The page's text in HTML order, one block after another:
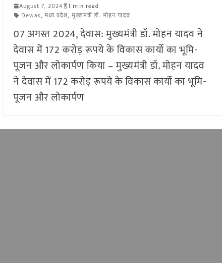
August 7, 2024
1 min read
Dewas, मध्य प्रदेश, मुख्यमंत्री डॉ. मोहन यादव
07 अगस्त 2024, देवास: मुख्यमंत्री डॉ. मोहन यादव ने
देवास में 172 करोड़ रूपये के विकास कार्यो का भूमि-
पूजन और लोकार्पण किया – मुख्यमंत्री डॉ. मोहन यादव
ने देवास में 172 करोड़ रूपये के विकास कार्यो का भूमि-
पूजन और लोकार्पण